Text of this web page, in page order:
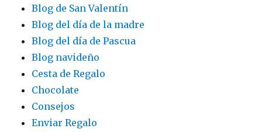
Blog de San Valentín
Blog del día de la madre
Blog del día de Pascua
Blog navideño
Cesta de Regalo
Chocolate
Consejos
Enviar Regalo